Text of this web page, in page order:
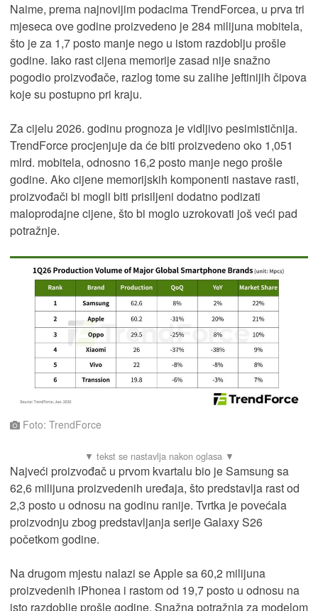
Naime, prema najnovijim podacima TrendForcea, u prva tri
mjeseca ove godine proizvedeno je 284 milijuna mobitela,
što je za 1,7 posto manje nego u istom razdoblju prošle
godine. Iako rast cijena memorije zasad nije snažno
pogodio proizvođače, razlog tome su zalihe jeftinijih čipova
koje su postupno pri kraju.
Za cijelu 2026. godinu prognoza je vidljivo pesimističnija.
TrendForce procjenjuje da će biti proizvedeno oko 1,051
mlrd. mobitela, odnosno 16,2 posto manje nego prošle
godine. Ako cijene memorijskih komponenti nastave rasti,
proizvođači bi mogli biti prisiljeni dodatno podizati
maloprodajne cijene, što bi moglo uzrokovati još veći pad
potražnje.
Foto: TrendForce
Najveći proizvođač u prvom kvartalu bio je Samsung sa
62,6 milijuna proizvedenih uređaja, što predstavlja rast od
2,3 posto u odnosu na godinu ranije. Tvrtka je povećala
proizvodnju zbog predstavljanja serije Galaxy S26
početkom godine.
Na drugom mjestu nalazi se Apple sa 60,2 milijuna
proizvedenih iPhonea i rastom od 19,7 posto u odnosu na
isto razdoblje prošle godine. Snažna potražnja za modelom